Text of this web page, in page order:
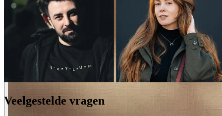
Veelgestelde vragen